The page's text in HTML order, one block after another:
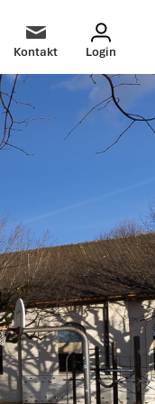
Kontakt Login